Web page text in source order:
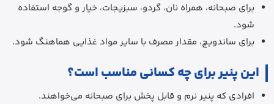
برای صبحانه، همراه نان، گردو، سبزیجات، خیار و گوجه استفاده
شود.
برای ساندویچ، مقدار مصرف با سایر مواد غذایی هماهنگ شود.
این پنیر برای چه کسانی مناسب است؟
افرادی که پنیر نرم و قابل پخش برای صبحانه می‌خواهند.